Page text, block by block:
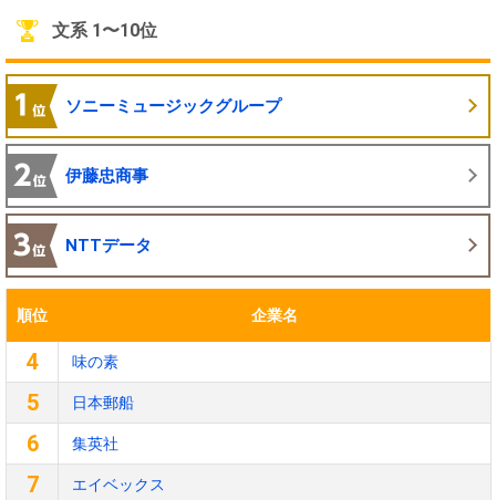
文系 1〜10位
ソニーミュージックグループ
伊藤忠商事
NTTデータ
順位 企業名
4 味の素
5 日本郵船
6 集英社
7 エイベックス